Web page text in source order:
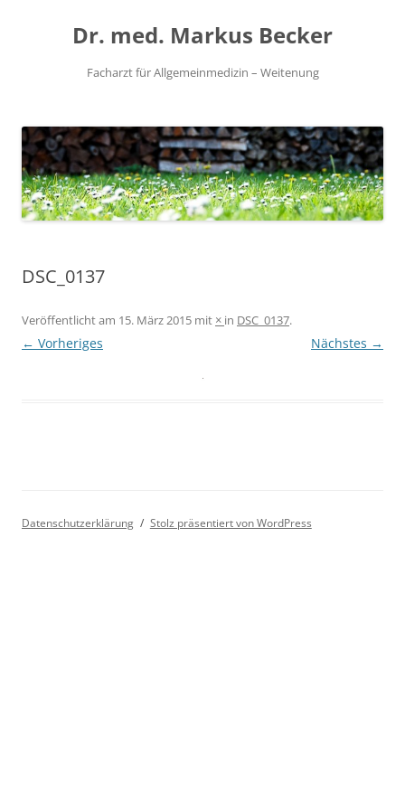
springenDr. med. Markus Becker
Facharzt für Allgemeinmedizin – Weitenung
DSC_0137
Veröffentlicht am 15. März 2015 mit × in DSC_0137.
← Vorheriges Nächstes →
Datenschutzerklärung Stolz präsentiert von WordPress